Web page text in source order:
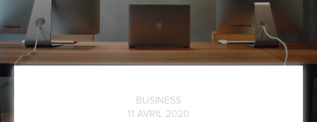
BUSINESS
11 AVRIL 2020